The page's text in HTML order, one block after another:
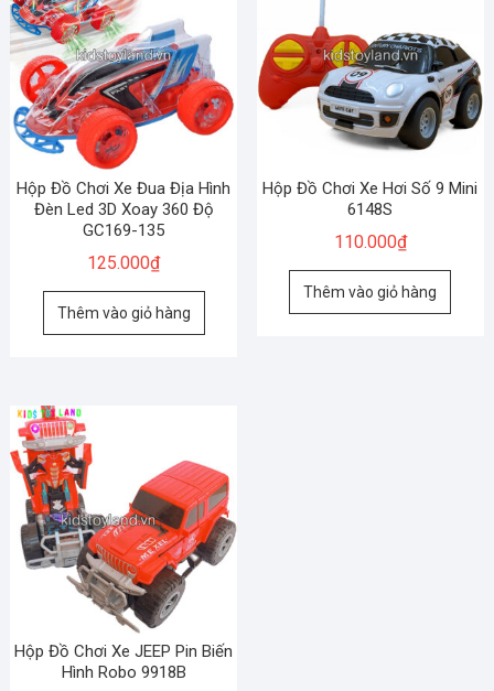
Hộp Đồ Chơi Xe Đua Địa Hình
Đèn Led 3D Xoay 360 Độ
GC169-135
125.000₫
Thêm vào giỏ hàng
Hộp Đồ Chơi Xe Hơi Số 9 Mini
6148S
110.000₫
Thêm vào giỏ hàng
Hộp Đồ Chơi Xe JEEP Pin Biến
Hình Robo 9918B